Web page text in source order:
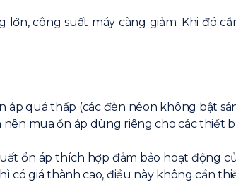
lớn, công suất máy càng giảm. Khi đó
quá thấp (các đèn néon không bật
mua ổn áp dùng riêng cho các thiết
ổn áp thích hợp đảm bảo hoạt động
có giá thành cao, điều này không cần